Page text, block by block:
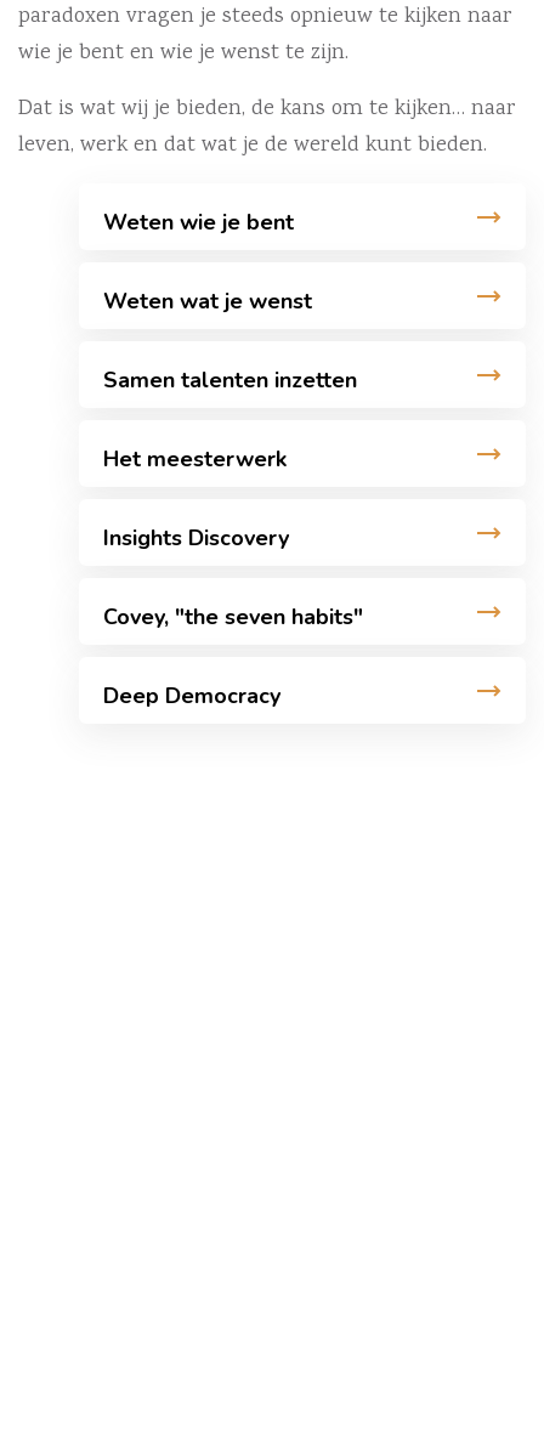
paradoxen vragen je steeds opnieuw te kijken naar
wie je bent en wie je wenst te zijn.
Dat is wat wij je bieden, de kans om te kijken… naar
leven, werk en dat wat je de wereld kunt bieden.
Weten wie je bent
Weten wat je wenst
Samen talenten inzetten
Het meesterwerk
Insights Discovery
Covey, "the seven habits"
Deep Democracy